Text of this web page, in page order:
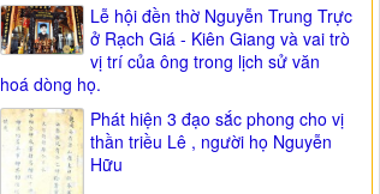
Lễ hội đền thờ Nguyễn Trung Trực
ở Rạch Giá - Kiên Giang và vai trò
vị trí của ông trong lịch sử văn
hoá dòng họ.
Phát hiện 3 đạo sắc phong cho vị
thần triều Lê , người họ Nguyễn
Hữu